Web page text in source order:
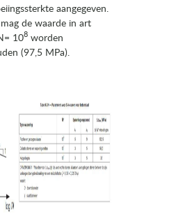
aangegeven.
de waarde in art
108 worden
(97,5 MPa).